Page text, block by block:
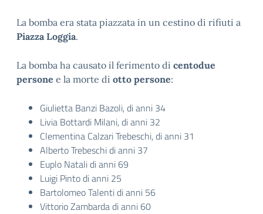
La bomba era stata piazzata in un cestino di rifiuti a
Piazza Loggia.
La bomba ha causato il ferimento di centodue
persone e la morte di otto persone:
Giulietta Banzi Bazoli, di anni 34
Livia Bottardi Milani, di anni 32
Clementina Calzari Trebeschi, di anni 31
Alberto Trebeschi di anni 37
Euplo Natali di anni 69
Luigi Pinto di anni 25
Bartolomeo Talenti di anni 56
Vittorio Zambarda di anni 60